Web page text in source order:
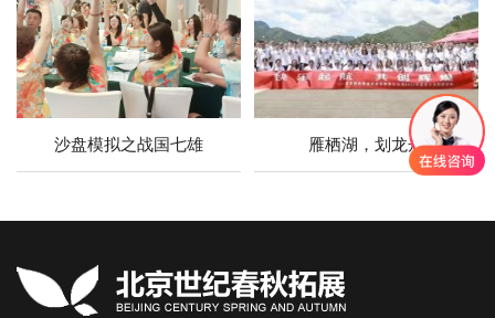
沙盘模拟之战国七雄 雁栖湖，划龙舟